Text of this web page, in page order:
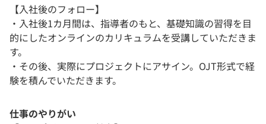
【入社後のフォロー】
・入社後1カ月間は、指導者のもと、基礎知識の習得を目
的にしたオンラインのカリキュラムを受講していただきま
す。
・その後、実際にプロジェクトにアサイン。OJT形式で経
験を積んでいただきます。
仕事のやりがい